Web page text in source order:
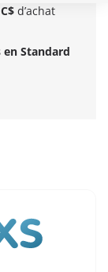
d’achat
en Standard